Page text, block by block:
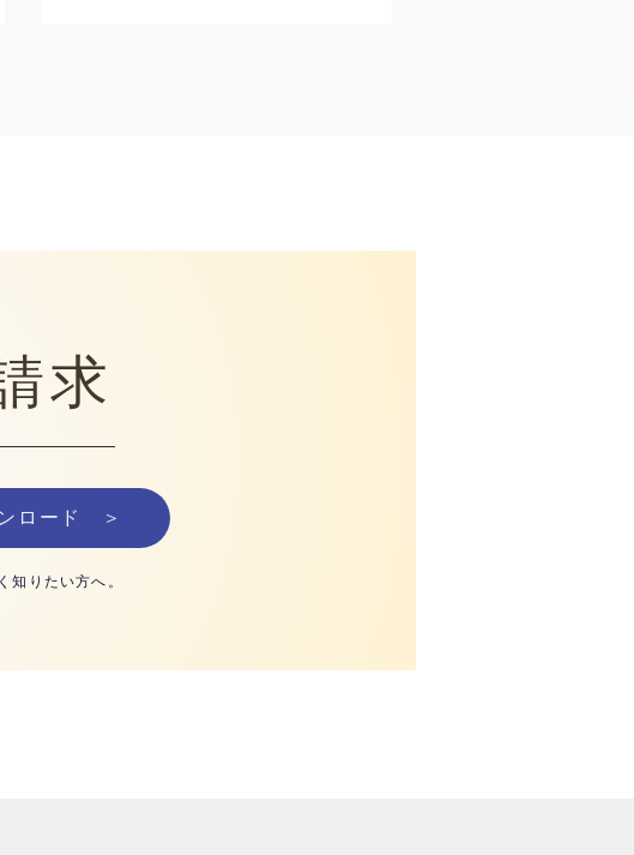
求
ロード ＞
知りたい方へ。